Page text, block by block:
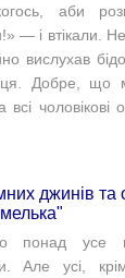
аби
— і втікали.
вислухав
Добре, що
чоловікові
джинів та
понад усе
Але усі,